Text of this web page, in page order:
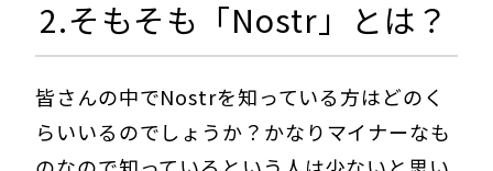
2.そもそも「Nostr」とは？
皆さんの中でNostrを知っている方はどのく
らいいるのでしょうか？かなりマイナーなも